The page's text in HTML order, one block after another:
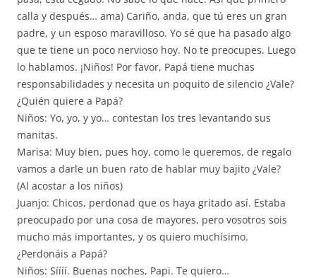
calla y después… ama) Cariño, anda, que tú eres un gran
padre, y un esposo maravilloso. Yo sé que ha pasado algo
que te tiene un poco nervioso hoy. No te preocupes. Luego
lo hablamos. ¡Niños! Por favor, Papá tiene muchas
responsabilidades y necesita un poquito de silencio ¿Vale?
¿Quién quiere a Papá?
Niños: Yo, yo, y yo… contestan los tres levantando sus
manitas.
Marisa: Muy bien, pues hoy, como le queremos, de regalo
vamos a darle un buen rato de hablar muy bajito ¿Vale?
(Al acostar a los niños)
Juanjo: Chicos, perdonad que os haya gritado así. Estaba
preocupado por una cosa de mayores, pero vosotros sois
mucho más importantes, y os quiero muchísimo.
¿Perdonáis a Papá?
Niños: Síííí. Buenas noches, Papi. Te quiero…